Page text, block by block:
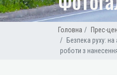
Головна Прес-
Безпека руху:
роботи з